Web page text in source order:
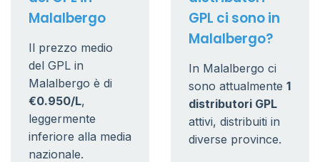
Malalbergo
Il prezzo medio
del GPL in
Malalbergo è di
€0.950/L,
leggermente
inferiore alla media
nazionale.
GPL ci sono in
Malalbergo?
In Malalbergo ci
sono attualmente 1
distributori GPL
attivi, distribuiti in
diverse province.